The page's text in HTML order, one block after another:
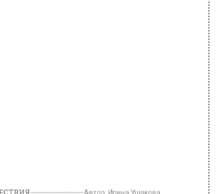
от «альфонса из Tinder».